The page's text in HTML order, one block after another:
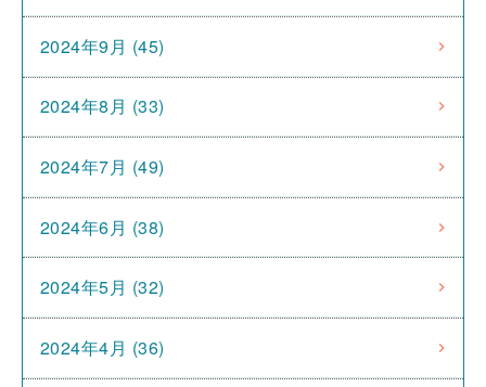
2024年9月 (45)
2024年8月 (33)
2024年7月 (49)
2024年6月 (38)
2024年5月 (32)
2024年4月 (36)